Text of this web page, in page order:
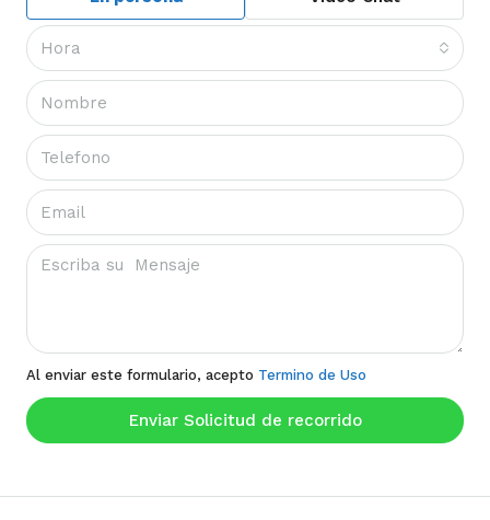
Hora
Al enviar este formulario, acepto Termino de Uso
Enviar Solicitud de recorrido